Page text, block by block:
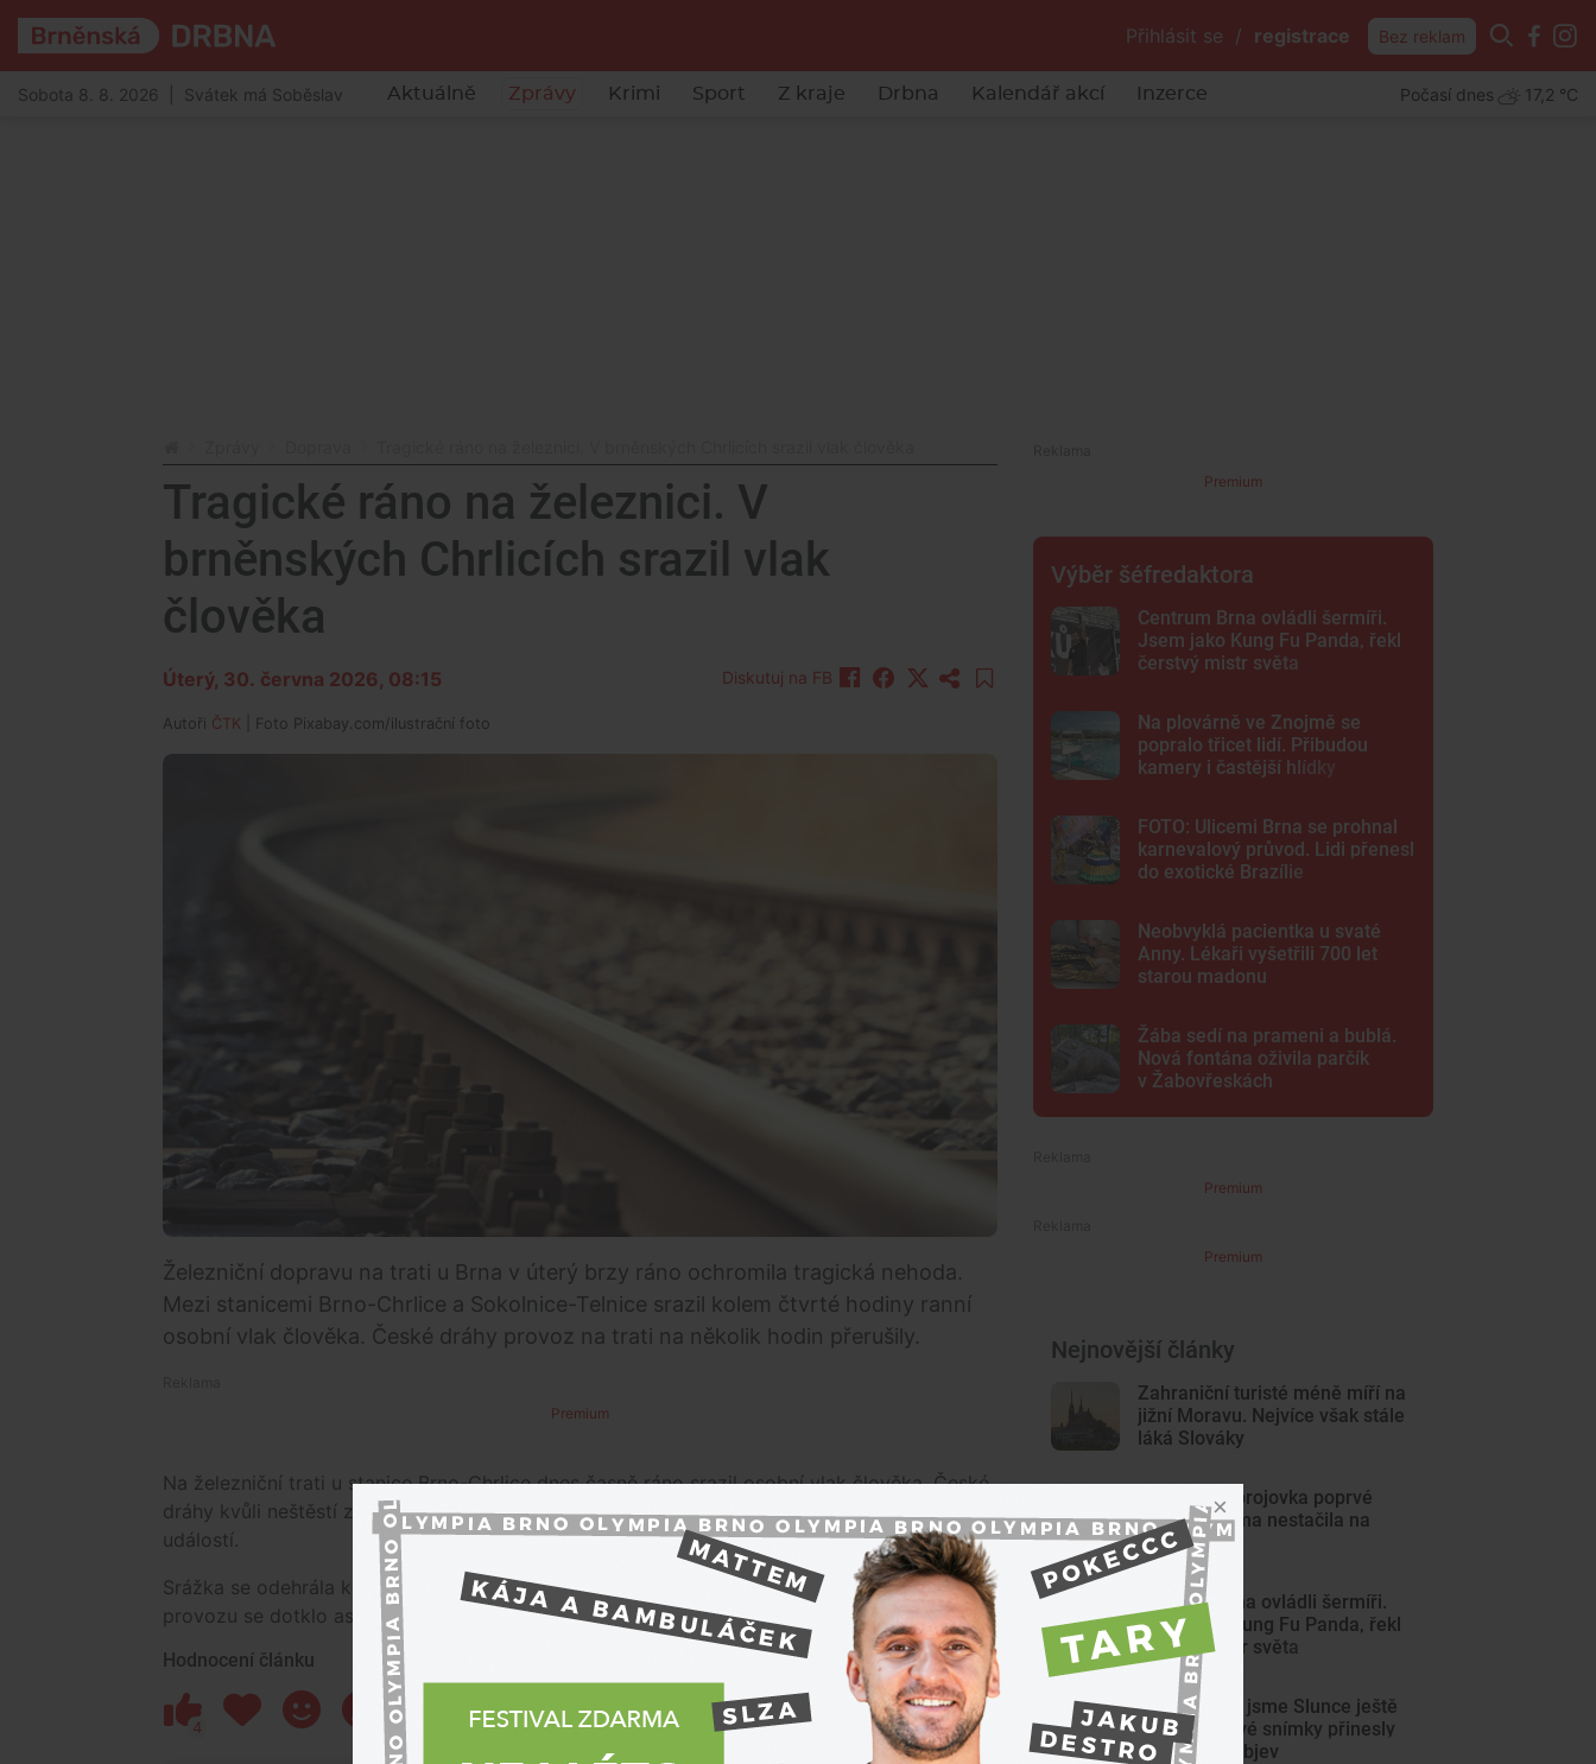
Přihlásit se / registrace Bez reklam
Sobota 8. 8. 2026 | Svátek má Soběslav Aktuálně Zprávy Krimi Sport Z kraje Drbna Kalendář akcí Inzerce Počasí dnes 17,2 °C
Tragické ráno na železnici. V
brněnských Chrlicích srazil vlak
člověka
Úterý, 30. června 2026, 08:15 Diskutuj na FB
Autoři ČTK | Foto Pixabay.com/ilustrační foto
Železniční dopravu na trati u Brna v úterý brzy ráno ochromila tragická nehoda.
Mezi stanicemi Brno-Chrlice a Sokolnice-Telnice srazil kolem čtvrté hodiny ranní
osobní vlak člověka. České dráhy provoz na trati na několik hodin přerušily.
Premium
Na železniční trati u stanice Brno-Chrlice dnes časně ráno srazil osobní vlak člověka. České
dráhy kvůli neštěstí zastavily na trati provoz, informovaly o tom nawebumimořádných
událostí.
Srážka se odehrála kolem 4:00 mezi stanicemi Sokolnice-Telnice a Brno-Chrlice. Omezení
provozu se dotklo asi šesti osobních vlaků.
Hodnocení článku
4
Premium
Výběr šéfredaktora
Centrum Brna ovládli šermíři.
Jsem jako Kung Fu Panda, řekl
čerstvý mistr světa
Na plovárně ve Znojmě se
popralo třicet lidí. Přibudou
kamery i častější hlídky
FOTO: Ulicemi Brna se prohnal
karnevalový průvod. Lidi přenesl
do exotické Brazílie
Neobvyklá pacientka u svaté
Anny. Lékaři vyšetřili 700 let
starou madonu
Žába sedí na prameni a bublá.
Nová fontána oživila parčík
v Žabovřeskách
Premium
Premium
Nejnovější články
Zahraniční turisté méně míří na
jižní Moravu. Nejvíce však stále
láká Slováky
Brněnská Zbrojovka poprvé
klopýtla, doma nestačila na
Liberec
Centrum Brna ovládli šermíři.
Jsem jako Kung Fu Panda, řekl
čerstvý mistr světa
Tak detailně jsme Slunce ještě
neviděli. Nové snímky přinesly
průlomový objev